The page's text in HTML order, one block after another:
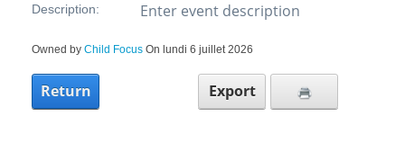
Description: Enter event description
Owned by Child Focus On lundi 6 juillet 2026
Return Export